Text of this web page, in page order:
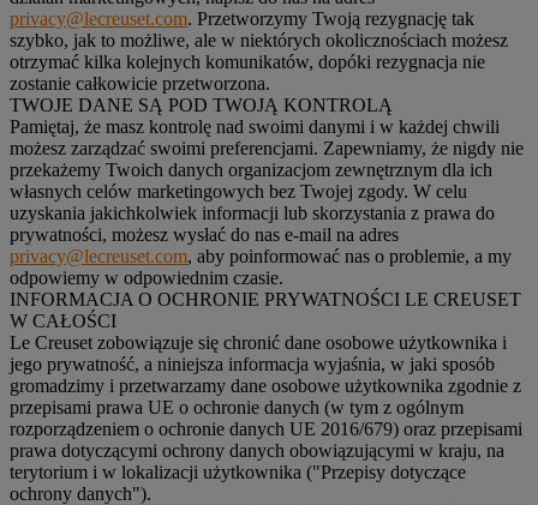
privacy@lecreuset.com. Przetworzymy Twoją rezygnację tak
szybko, jak to możliwe, ale w niektórych okolicznościach możesz
otrzymać kilka kolejnych komunikatów, dopóki rezygnacja nie
zostanie całkowicie przetworzona.
TWOJE DANE SĄ POD TWOJĄ KONTROLĄ
Pamiętaj, że masz kontrolę nad swoimi danymi i w każdej chwili
możesz zarządzać swoimi preferencjami. Zapewniamy, że nigdy nie
przekażemy Twoich danych organizacjom zewnętrznym dla ich
własnych celów marketingowych bez Twojej zgody. W celu
uzyskania jakichkolwiek informacji lub skorzystania z prawa do
prywatności, możesz wysłać do nas e-mail na adres
privacy@lecreuset.com, aby poinformować nas o problemie, a my
odpowiemy w odpowiednim czasie.
INFORMACJA O OCHRONIE PRYWATNOŚCI LE CREUSET
W CAŁOŚCI
Le Creuset zobowiązuje się chronić dane osobowe użytkownika i
jego prywatność, a niniejsza informacja wyjaśnia, w jaki sposób
gromadzimy i przetwarzamy dane osobowe użytkownika zgodnie z
przepisami prawa UE o ochronie danych (w tym z ogólnym
rozporządzeniem o ochronie danych UE 2016/679) oraz przepisami
prawa dotyczącymi ochrony danych obowiązującymi w kraju, na
terytorium i w lokalizacji użytkownika ("Przepisy dotyczące
ochrony danych").